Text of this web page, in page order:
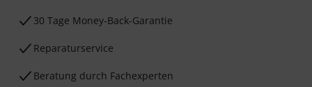
30 Tage Money-Back-Garantie
Reparaturservice
Beratung durch Fachexperten